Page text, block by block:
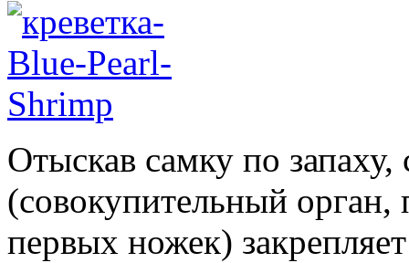
Отыскав самку по
(совокупительный орган,
первых ножек)